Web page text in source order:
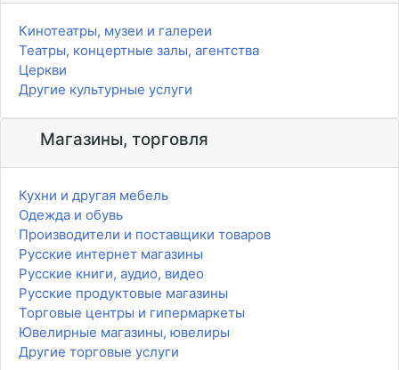
Кинотеатры, музеи и галереи
Театры, концертные залы, агентства
Церкви
Другие культурные услуги
Магазины, торговля
Кухни и другая мебель
Одежда и обувь
Производители и поставщики товаров
Русские интернет магазины
Русские книги, аудио, видео
Русские продуктовые магазины
Торговые центры и гипермаркеты
Ювелирные магазины, ювелиры
Другие торговые услуги